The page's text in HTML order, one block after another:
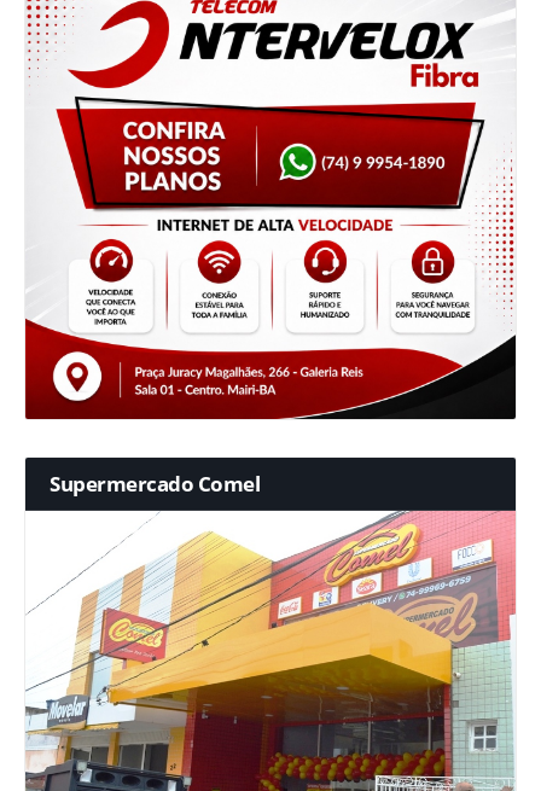
Supermercado Comel